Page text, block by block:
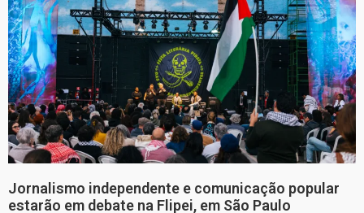
Jornalismo independente e comunicação popular
estarão em debate na Flipei, em São Paulo